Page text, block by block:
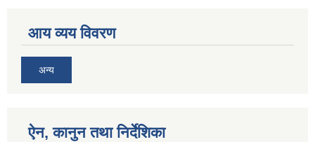
आय व्यय विवरण
अन्य
ऐन, कानुन तथा निर्देशिका